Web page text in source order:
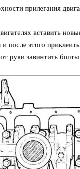
прилегания
вставить
после этого
руки завинтить